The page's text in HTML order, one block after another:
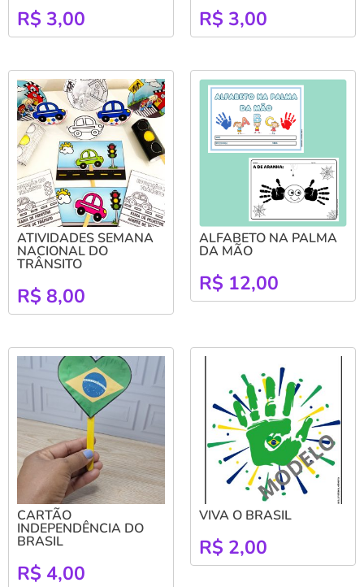
R$ 3,00 R$ 3,00
ATIVIDADES SEMANA
NACIONAL DO
TRÂNSITO
R$ 8,00
ALFABETO NA PALMA
DA MÃO
R$ 12,00
CARTÃO
INDEPENDÊNCIA DO
BRASIL
R$ 4,00
VIVA O BRASIL
R$ 2,00